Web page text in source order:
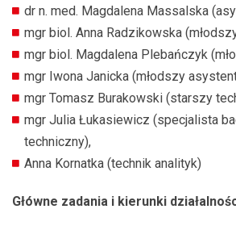
dr n. med. Magdalena Massalska
mgr biol. Anna Radzikowska
mgr biol. Magdalena Plebańczyk
mgr Iwona Janicka (młodszy
mgr Tomasz Burakowski (starszy
mgr Julia Łukasiewicz (specjalista
techniczny),
Anna Kornatka (technik analityk)
Główne zadania i kierunki